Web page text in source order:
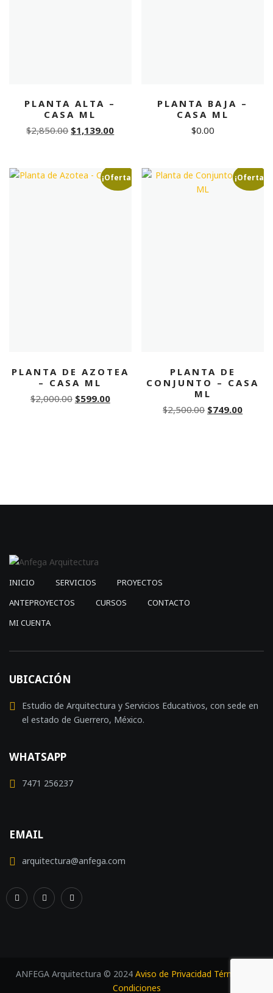
PLANTA ALTA –
CASA ML
$2,850.00 Original
$2,850.00.
$1,139.00Current
$1,139.00.
PLANTA BAJA –
CASA ML
$0.00
¡Oferta!
PLANTA DE AZOTEA
– CASA ML
$2,000.00 Original
$599.00Current
¡Oferta!
PLANTA DE
CONJUNTO – CASA
ML
$2,500.00 Original
$749.00
INICIO SERVICIOS
PROYECTOS
ANTEPROYECTOS
CURSOS
CONTACTO
MI CUENTA
UBICACIÓN
Estudio de Arquitectura y Servicios Educativos, con sede en
el estado de Guerrero, México.
WHATSAPP
7471 256237
EMAIL
arquitectura@anfega.com
ANFEGA Arquitectura © 2024 Aviso de Privacidad Términos y
Condiciones